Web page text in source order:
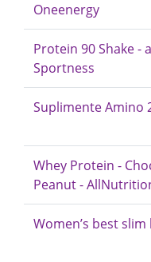
Oneenergy
Protein 90 Shake -
Sportness
Suplimente Amino
Whey Protein -
Peanut -
Women’s best